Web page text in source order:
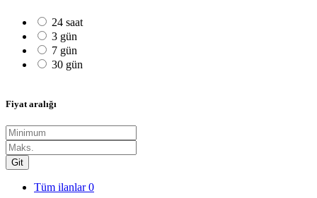
24 saat
3 gün
7 gün
30 gün
Fiyat aralığı
Git
Tüm ilanlar0